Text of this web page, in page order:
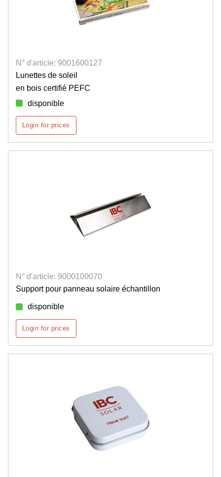
N° d'article: 9001600127
Lunettes de soleil
en bois certifié PEFC
disponible
Login for prices
N° d'article: 9000100070
Support pour panneau solaire échantillon
disponible
Login for prices